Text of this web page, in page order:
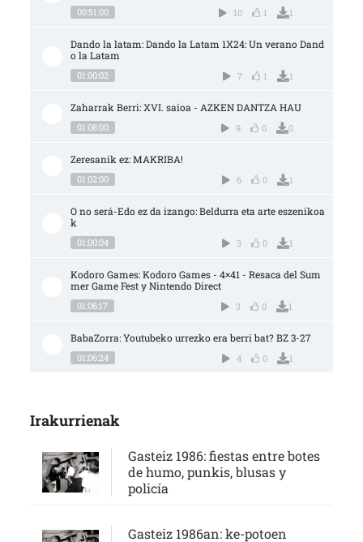
00:51:00 10 1 1
Dando la latam: Dando la Latam 1X24: Un verano Dand
o la Latam
01:00:02 7 1 1
Zaharrak Berri: XVI. saioa - AZKEN DANTZA HAU
01:08:00 9 0 0
Zeresanik ez: MAKRIBA!
01:02:00 6 0 1
O no será-Edo ez da izango: Beldurra eta arte eszenikoa
k
01:00:04 3 0 1
Kodoro Games: Kodoro Games - 4×41 - Resaca del Sum
mer Game Fest y Nintendo Direct
01:06:17 3 0 1
BabaZorra: Youtubeko urrezko era berri bat? BZ 3-27
01:06:24 4 0 1
Irakurrienak
Gasteiz 1986: fiestas entre botes
de humo, punkis, blusas y
policía
Gasteiz 1986an: ke-potoen